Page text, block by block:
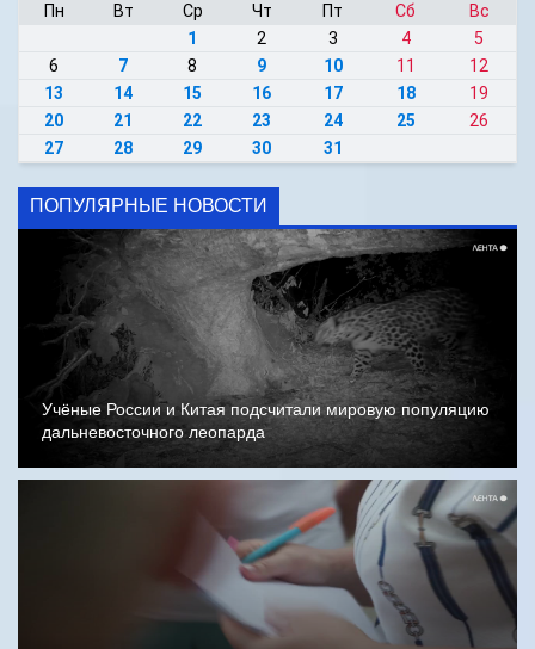
Пн Вт Ср Чт Пт Сб
Вс
1
2 3 4
5
6
7 8 9 10 11
12
13
14 15 16 17 18
19
20
21 22 23 24 25
26
27
28 29 30 31
ПОПУЛЯРНЫЕ НОВОСТИ
Учёные России и Китая подсчитали мировую популяцию
дальневосточного леопарда